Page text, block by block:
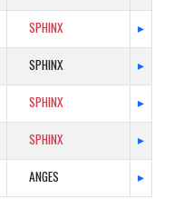
SPHINX ▸
SPHINX ▸
SPHINX ▸
SPHINX ▸
ANGES ▸